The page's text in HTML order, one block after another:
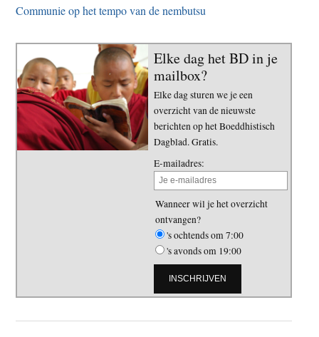
Communie op het tempo van de nembutsu
Elke dag het BD in je
mailbox?
Elke dag sturen we je een
overzicht van de nieuwste
berichten op het Boeddhistisch
Dagblad. Gratis.
E-mailadres:
Wanneer wil je het overzicht
ontvangen?
's ochtends om 7:00
's avonds om 19:00